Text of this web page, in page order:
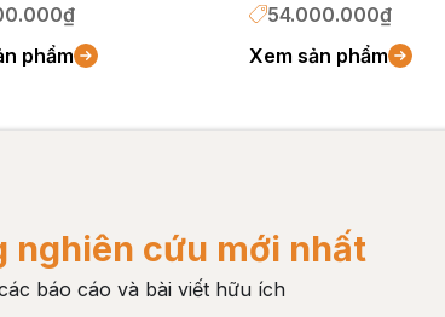
phẩm
54.000.000₫
Xem sản phẩm
nghiên cứu mới nhất
báo cáo và bài viết hữu ích